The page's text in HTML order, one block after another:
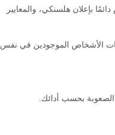
بإعلان هلسنكي، والمعايير
الأشخاص الموجودين في نفس
بحسب أدائك.